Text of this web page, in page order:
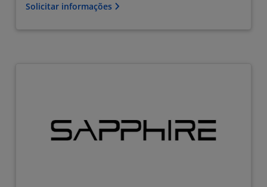
Solicitar informações